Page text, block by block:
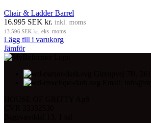
Chair & Ladder Barrel
16.995 SEK kr. inkl. moms
13.596 SEK kr. eks. moms
Lägg till i varukorg
Jämför